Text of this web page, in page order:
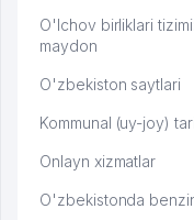
O'lchov birliklari
maydon
O'zbekiston saytlari
Kommunal (uy-joy)
Onlayn xizmatlar
O'zbekistonda